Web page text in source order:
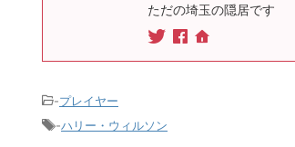
ただの埼玉の隠居です
-プレイヤー
-ハリー・ウィルソン